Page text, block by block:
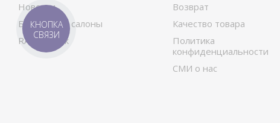
Новости
Брендовые салоны
RAVAK Сток
Возврат
Качество товара
Политика
конфиденциальности
СМИ о нас
КНОПКА
СВЯЗИ